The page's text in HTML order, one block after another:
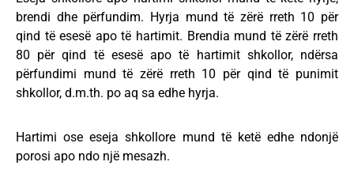
brendi dhe përfundim. Hyrja mund të zërë rreth 10 për
qind të esesë apo të hartimit. Brendia mund të zërë rreth
80 për qind të esesë apo të hartimit shkollor, ndërsa
përfundimi mund të zërë rreth 10 për qind të punimit
shkollor, d.m.th. po aq sa edhe hyrja.
Hartimi ose eseja shkollore mund të ketë edhe ndonjë
porosi apo ndo një mesazh.